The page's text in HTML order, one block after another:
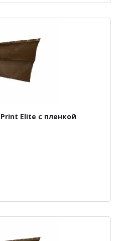
Elite с пленкой